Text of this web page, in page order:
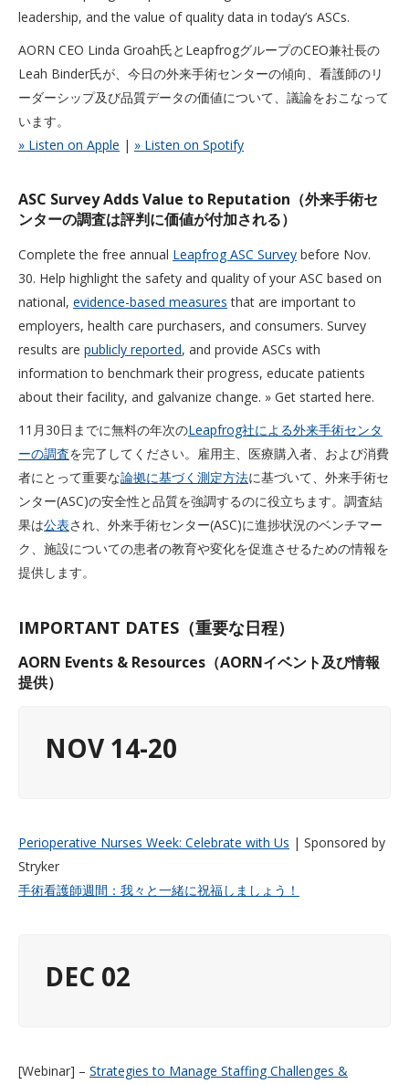
leadership, and the value of quality data in today’s ASCs.
AORN CEO Linda Groah氏とLeapfrogグループのCEO兼社長の
Leah Binder氏が、今日の外来手術センターの傾向、看護師のリ
ーダーシップ及び品質データの価値について、議論をおこなって
います。
» Listen on Apple | » Listen on Spotify
ASC Survey Adds Value to Reputation（外来手術セ
ンターの調査は評判に価値が付加される）
Complete the free annual Leapfrog ASC Survey before Nov.
30. Help highlight the safety and quality of your ASC based on
national, evidence-based measures that are important to
employers, health care purchasers, and consumers. Survey
results are publicly reported, and provide ASCs with
information to benchmark their progress, educate patients
about their facility, and galvanize change. » Get started here.
11月30日までに無料の年次のLeapfrog社による外来手術センタ
ーの調査を完了してください。雇用主、医療購入者、および消費
者にとって重要な論拠に基づく測定方法に基づいて、外来手術セ
ンター(ASC)の安全性と品質を強調するのに役立ちます。調査結
果は公表され、外来手術センター(ASC)に進捗状況のベンチマー
ク、施設についての患者の教育や変化を促進させるための情報を
提供します。
IMPORTANT DATES（重要な日程）
AORN Events & Resources（AORNイベント及び情報
提供）
NOV 14-20
Perioperative Nurses Week: Celebrate with Us | Sponsored by
Stryker
手術看護師週間：我々と一緒に祝福しましょう！
DEC 02
[Webinar] – Strategies to Manage Staffing Challenges &